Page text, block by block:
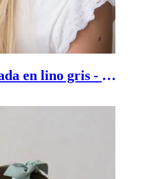
Diadema forrada en lino gris - Diadema gris en lino sencilla y elegante